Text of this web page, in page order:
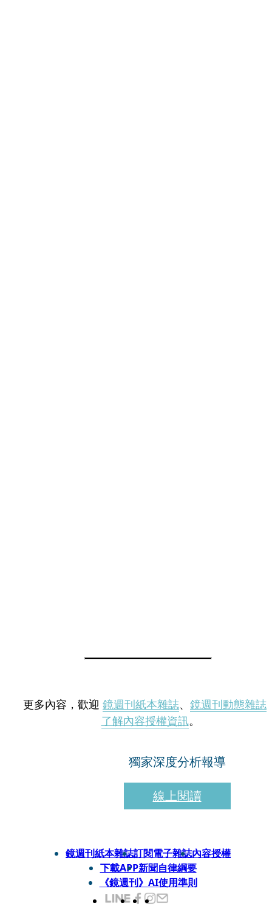
更多內容，歡迎 鏡週刊紙本雜誌、 鏡週刊動態雜誌
了解內容授權資訊。
獨家深度分析報導
線上閱讀
鏡週刊紙本雜誌訂閱電子雜誌內容授權
下載APP新聞自律綱要
《鏡週刊》AI使用準則